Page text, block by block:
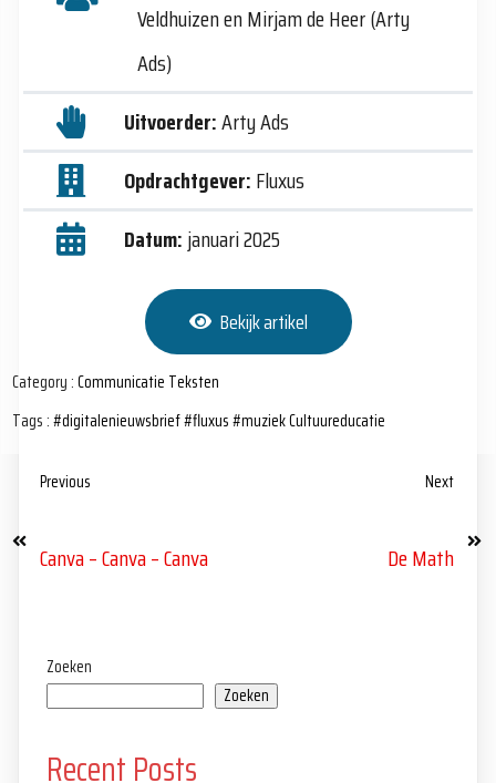
Veldhuizen en Mirjam de Heer (Arty
Ads)
Uitvoerder:Arty Ads
Opdrachtgever:Fluxus
Datum:januari 2025
Bekijk artikel
Category :Communicatie Teksten
Tags :#digitalenieuwsbrief#fluxus#muziekCultuureducatie
Previous
Canva – Canva – Canva
Next
De Math
Zoeken
Zoeken
Recent Posts